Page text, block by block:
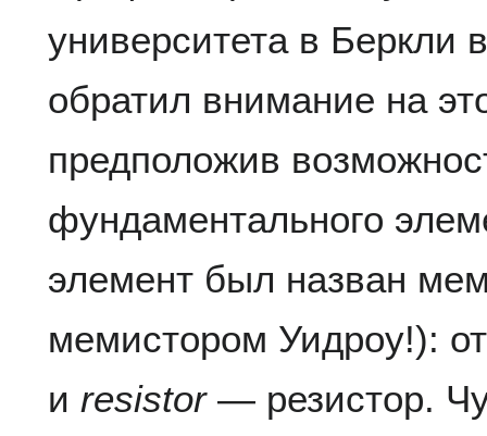
университета в Беркли
обратил внимание на
предположив
фундаментального
элемент был назван
мемистором Уидроу!):
и resistor— резистор.